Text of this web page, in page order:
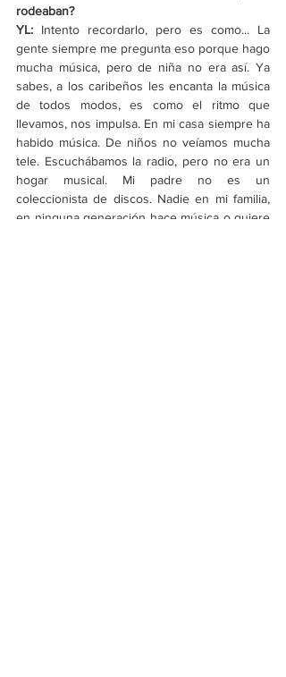
rodeaban?
YL: Intento recordarlo, pero es como... La
gente siempre me pregunta eso porque hago
mucha música, pero de niña no era así. Ya
sabes, a los caribeños les encanta la música
de todos modos, es como el ritmo que
llevamos, nos impulsa. En mi casa siempre ha
habido música. De niños no veíamos mucha
tele. Escuchábamos la radio, pero no era un
hogar musical. Mi padre no es un
coleccionista de discos. Nadie en mi familia,
en ninguna generación hace música o quiere